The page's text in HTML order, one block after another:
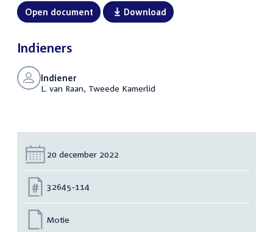
Open document Download
Indieners
Indiener
L. van Raan, Tweede Kamerlid
Datum:
20 december 2022
Nummer:
32645-114
Motie